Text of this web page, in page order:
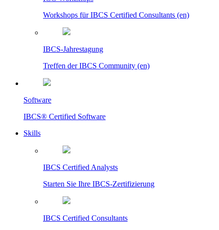
Workshops für IBCS Certified Consultants (en)
IBCS-Jahrestagung
Treffen der IBCS Community (en)
Software
IBCS® Certified Software
Skills
IBCS Certified Analysts
Starten Sie Ihre IBCS-Zertifizierung
IBCS Certified Consultants